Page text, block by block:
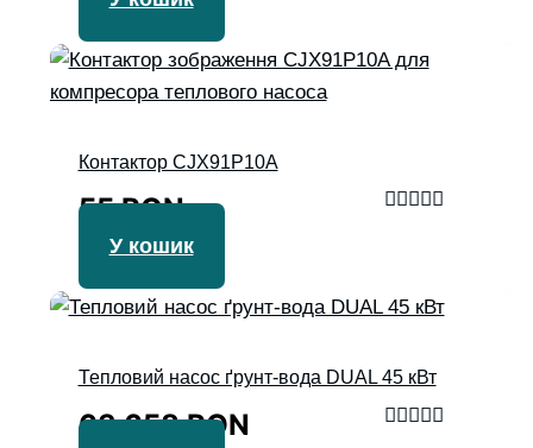
Контактор CJX91P10A
55RON
У кошик
Тепловий насос ґрунт-вода DUAL 45 кВт
63 658RON